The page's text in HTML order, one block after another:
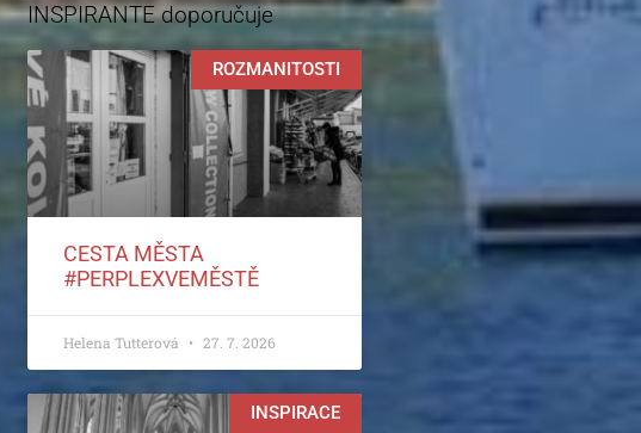
INSPIRANTE doporučuje
ROZMANITOSTI
CESTA MĚSTA
#PERPLEXVEMĚSTĚ
Helena Tutterová 27. 7. 2026
INSPIRACE